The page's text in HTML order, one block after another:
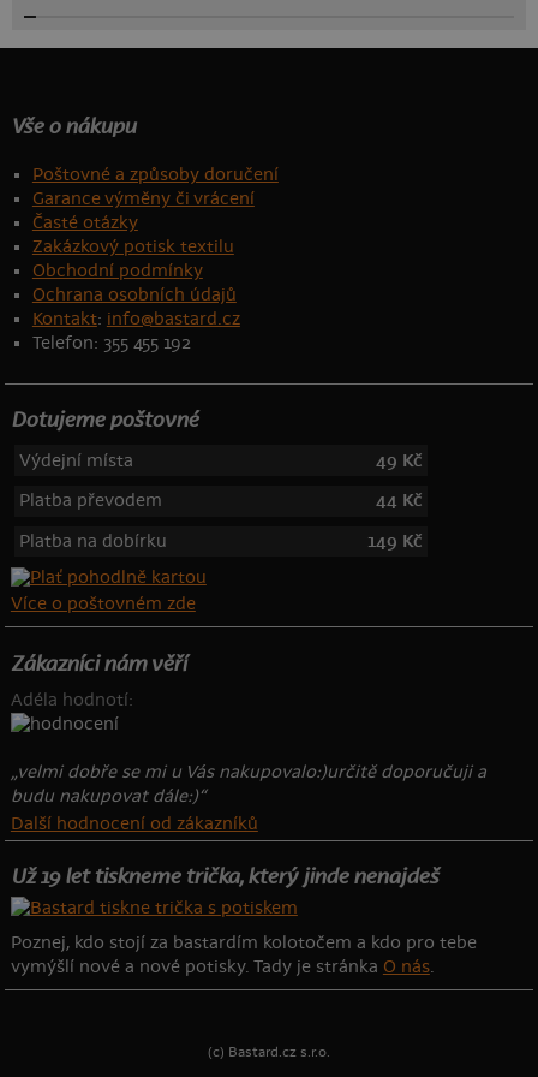
Vše o nákupu
Poštovné a způsoby doručení
Garance výměny či vrácení
Časté otázky
Zakázkový potisk textilu
Obchodní podmínky
Ochrana osobních údajů
Kontakt: info@bastard.cz
Telefon: 355 455 192
Dotujeme poštovné
Výdejní místa
49 Kč
Platba převodem
44 Kč
Platba na dobírku
149 Kč
Více o poštovném zde
Zákazníci nám věří
Adéla hodnotí:
„velmi dobře se mi u Vás nakupovalo:)určitě doporučuji a
budu nakupovat dále:)“
Další hodnocení od zákazníků
Už 19 let tiskneme trička, který jinde nenajdeš
Poznej, kdo stojí za bastardím kolotočem a kdo pro tebe
vymýšlí nové a nové potisky. Tady je stránka O nás.
(c) Bastard.cz s.r.o.